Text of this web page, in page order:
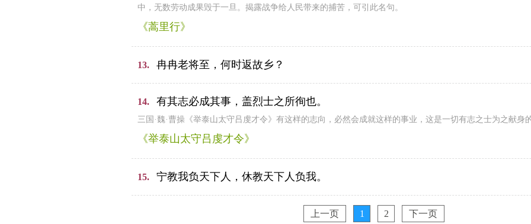
中，无数劳动成果毁于一旦。揭露战争给人民带来的捕苦，可引此名句。
《蒿里行》
13. 冉冉老将至，何时返故乡？
14. 有其志必成其事，盖烈士之所徇也。
三国·魏·曹操《举泰山太守吕虔才令》有这样的志向，必然会成就这样的事业，这是一切有志之士为之献身
《举泰山太守吕虔才令》
15. 宁教我负天下人，休教天下人负我。
上一页 1 2 下一页